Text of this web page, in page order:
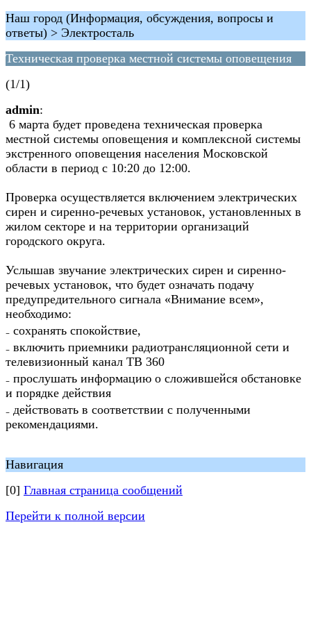
Наш город (Информация, обсуждения, вопросы и
ответы) > Электросталь
Техническая проверка местной системы оповещения
(1/1)
admin:
6 марта будет проведена техническая проверка
местной системы оповещения и комплексной системы
экстренного оповещения населения Московской
области в период с 10:20 до 12:00.
Проверка осуществляется включением электрических
сирен и сиренно-речевых установок, установленных в
жилом секторе и на территории организаций
городского округа.
Услышав звучание электрических сирен и сиренно-
речевых установок, что будет означать подачу
предупредительного сигнала «Внимание всем»,
необходимо:
₋ сохранять спокойствие,
₋ включить приемники радиотрансляционной сети и
телевизионный канал ТВ 360
₋ прослушать информацию о сложившейся обстановке
и порядке действия
₋ действовать в соответствии с полученными
рекомендациями.
Навигация
[0] Главная страница сообщений
Перейти к полной версии